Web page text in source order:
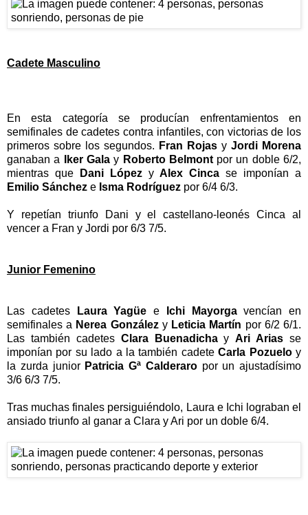
Cadete Masculino
En esta categoría se producían enfrentamientos en
semifinales de cadetes contra infantiles, con victorias de los
primeros sobre los segundos. Fran Rojas y Jordi Morena
ganaban a
Iker Galay Roberto Belmontpor un doble 6/2,
mientras que
Dani LópezyAlex Cinca se imponían a
Emilio Sánchez e Isma Rodríguez por 6/4 6/3.
Y repetían triunfo Dani y el castellano-leonés Cinca al
vencer a Fran y Jordi por 6/3 7/5.
Junior Femenino
Las cadetes Laura Yagüe e Ichi Mayorgavencían en
semifinales a Nerea Gonzálezy Leticia Martín por 6/2 6/1.
Las también cadetes Clara BuenadichayAri Arias se
imponían por su lado a la también cadeteCarla Pozueloy
la zurda junior Patricia Gª Calderaropor un ajustadísimo
3/6 6/3 7/5.
Tras muchas finales persiguiéndolo, Laura e Ichi lograban el
ansiado triunfo al ganar a Clara y Ari por un doble 6/4.